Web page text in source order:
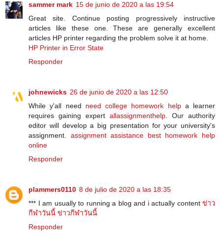
sammer mark 15 de junio de 2020 a las 19:54
Great site. Continue posting progressively instructive
articles like these one. These are generally excellent
articles HP printer regarding the problem solve it at home.
HP Printer in Error State
Responder
johnewicks 26 de junio de 2020 a las 12:50
While y'all need need college homework helpa learner
requires gaining expert allassignmenthelp . Our authority
editor will develop a big presentation for your university's
assignment. assignment assistance
best homework help
online
Responder
plammers0110 8 de julio de 2020 a las 18:35
*** I am usually to running a blog and i actually content ข่าว
กีฬาวันนี้ ข่าวกีฬาวันนี้
Responder